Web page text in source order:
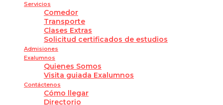
Servicios
Comedor
Transporte
Clases Extras
Solicitud certificados de estudios
Admisiones
Exalumnos
Quienes Somos
Visita guiada Exalumnos
Contáctenos
Cómo llegar
Directorio